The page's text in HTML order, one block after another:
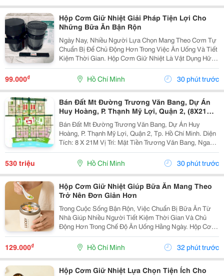
Hộp Cơm Giữ Nhiệt Giải Pháp Tiện Lợi Cho
Những Bữa Ăn Bận Rộn
Ngày Nay, Nhiều Người Lựa Chọn Mang Theo Cơm Tự
Chuẩn Bị Để Chủ Động Hơn Trong Việc Ăn Uống Và Tiết
Kiệm Thời Gian. Hộp Cơm Giữ Nhiệt Là Vật Dụng Hữu
Ích Giúp Việc Bảo Quản Và Mang Theo Bữa Ăn Trở Nên
Thuận Tiện Hơn Trong Học Tập, Công Việc Hoặc Các...
99.000₫ Hồ Chí Minh 30 phút trước
Bán Đất Mt Đường Trương Văn Bang, Dự Án
Huy Hoàng, P. Thạnh Mỹ Lợi, Quận 2, (8X21M)
Giá 530Tr/M2
Bán Đất Mt Đường Trương Văn Bang, Dự Án Huy
Hoàng, P. Thạnh Mỹ Lợi, Quận 2, Tp. Hồ Chí Minh. Diện
Tích: 8 X 21M Vị Trí: Mặt Tiền Trương Văn Bang, Ngay
Khu Thương Mại, Hành Chính, Đường Rộng Giao Thông
Thuận Lợi, Thích Hợp Làm Công Ty, Kinh Danh...
530 triệu Hồ Chí Minh 30 phút trước
Hộp Cơm Giữ Nhiệt Giúp Bữa Ăn Mang Theo
Trở Nên Đơn Giản Hơn
Trong Cuộc Sống Bận Rộn, Việc Chuẩn Bị Bữa Ăn Từ
Nhà Giúp Nhiều Người Tiết Kiệm Thời Gian Và Chủ
Động Hơn Trong Chế Độ Ăn Uống Hằng Ngày. Hộp Cơm
Giữ Nhiệt Là Sản Phẩm Tiện Lợi, Phù Hợp Để Mang
Theo Bữa Trưa Đến Trường, Văn Phòng Hoặc Sử Dụng
Trong...
129.000₫ Hồ Chí Minh 32 phút trước
Hộp Cơm Giữ Nhiệt Lựa Chọn Tiện Ích Cho